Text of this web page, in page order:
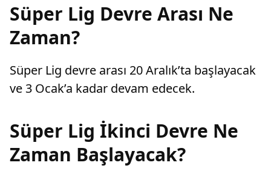
Süper Lig Devre Arası Ne
Zaman?
Süper Lig devre arası 20 Aralık’ta başlayacak
ve 3 Ocak’a kadar devam edecek.
Süper Lig İkinci Devre Ne
Zaman Başlayacak?